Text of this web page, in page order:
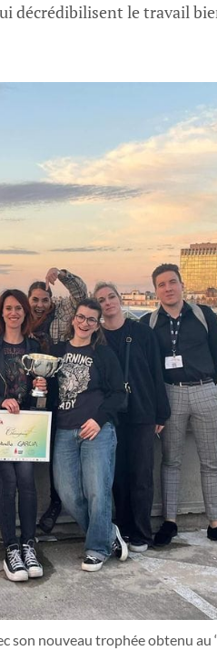
décrédibilisent le travail
son nouveau trophée obtenu au